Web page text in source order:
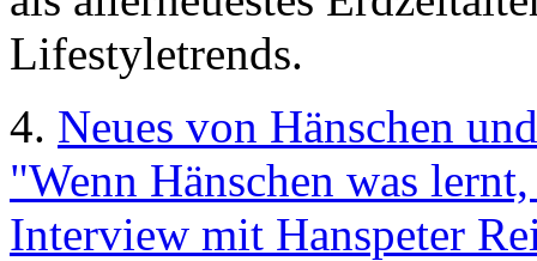
Lifestyletrends.
4. Neues von Hänschen
"Wenn Hänschen was
Interview mit Hanspeter